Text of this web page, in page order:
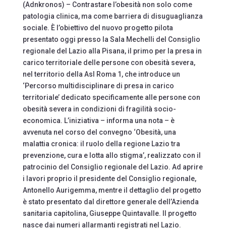
(Adnkronos) – Contrastare l’obesità non solo come
patologia clinica, ma come barriera di disuguaglianza
sociale. È l’obiettivo del nuovo progetto pilota
presentato oggi presso la Sala Mechelli del Consiglio
regionale del Lazio alla Pisana, il primo per la presa in
carico territoriale delle persone con obesità severa,
nel territorio della Asl Roma 1, che introduce un
‘Percorso multidisciplinare di presa in carico
territoriale’ dedicato specificamente alle persone con
obesità severa in condizioni di fragilità socio-
economica. L’iniziativa – informa una nota – è
avvenuta nel corso del convegno ‘Obesità, una
malattia cronica: il ruolo della regione Lazio tra
prevenzione, cura e lotta allo stigma’, realizzato con il
patrocinio del Consiglio regionale del Lazio. Ad aprire
i lavori proprio il presidente del Consiglio regionale,
Antonello Aurigemma, mentre il dettaglio del progetto
è stato presentato dal direttore generale dell’Azienda
sanitaria capitolina, Giuseppe Quintavalle. Il progetto
nasce dai numeri allarmanti registrati nel Lazio.